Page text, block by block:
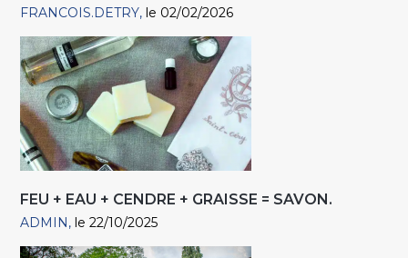
FRANCOIS.DETRY le 02/02/2026
FEU + EAU + CENDRE + GRAISSE = SAVON.
ADMIN le 22/10/2025